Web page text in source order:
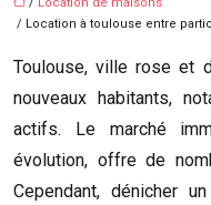
/ Location à toulouse entre
Toulouse, ville rose et
nouveaux habitants,
actifs. Le marché
évolution, offre de
Cependant, dénicher